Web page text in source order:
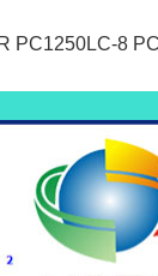
PC1250LC-8